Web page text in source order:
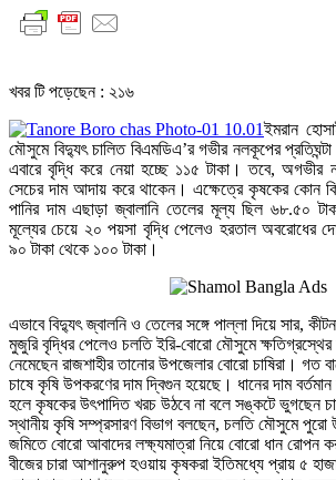
খবর টি পড়েছেন : ২১৬
ইমরান
মৌসুমে বিদ্যুৎ চালিত বিএমডিএ’র গভীর নলকূপের
এবারে বৃদ্ধি করে নেয়া হচ্ছে ১১৫ টাকা। তবে, অগভীর
সেচের দাম আদায় করে থাকেন। এক্ষেত্রে কৃষকের কোন
পানির দাম এছাড়া জ্বালানি তেলের মূল্য ছিল ৬৮.৫০
মূল্যের চেয়ে ২০ পয়সা বৃদ্ধি পেলেও হরতাল অবরোধের
৯০ টাকা থেকে ১০০ টাকা।
এভাবে বিদ্যুৎ জ্বালনি ও তেলের সঙ্গে পাল্লা দিয়ে সার,
মুজুরি বৃদ্ধির পেলেও চলতি ইরি-বোরো মৌসুমে
নেমেছেন রাজশাহীর তানোর উপজেলার বোরো চাষিরা। গত
চাষে কৃষি উপকরণের দাম দ্বিগুন হয়েছে। ধানের দাম বর্তমান
হলে কৃষকের উৎপাদিত খরচ উঠবে না বলে সঙ্কটে ভুগছেন
স্থানীয় কৃষি সম্প্রসারণ বিভাগ বলছেন, চলতি মৌসুমে পুরো
জমিতে বোরো আবাদের লক্ষ্যমাত্রা নিয়ে বোরো ধান রোপন
বীজের চারা আশানুরুপ হওয়ায় কৃষকরা ইতিমধ্যে প্রায় ৫